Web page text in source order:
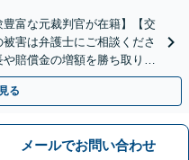
豊富な元裁判官が在籍】【交
害は弁護士にご相談くださ
賠償金の増額を勝ち取りま
任せください。
る
メールでお問い合わせ